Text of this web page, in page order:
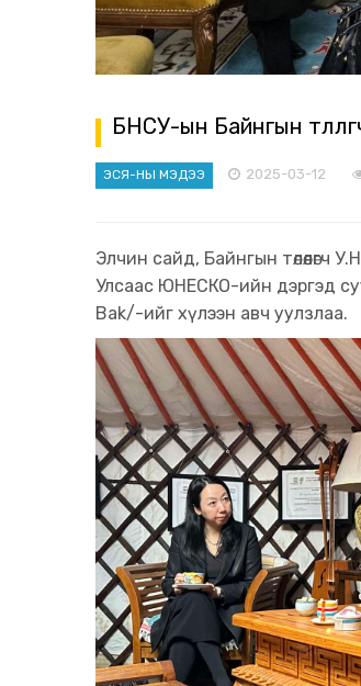
БНСУ-ын Байнгын
ЭСЯ-НЫ МЭДЭЭ 2025-03-12
Элчин сайд, Байнгын
Улсаас ЮНЕСКО-ийн дэргэд
Bak/-ийг хүлээн авч уулзлаа.